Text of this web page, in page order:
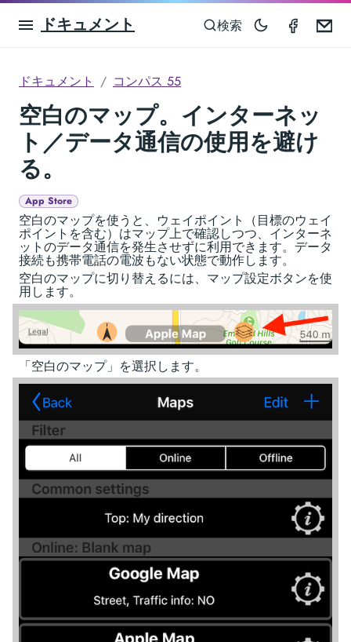
ドキュメント 検索
ドキュメント コンパス 55
空白のマップ。インターネッ
ト／データ通信の使用を避け
る。
App Store
空白のマップを使うと、ウェイポイント（目標のウェイ
ポイントを含む）はマップ上で確認しつつ、インターネ
ットのデータ通信を発生させずに利用できます。データ
接続も携帯電話の電波もない状態で動作します。
空白のマップに切り替えるには、マップ設定ボタンを使
用します。
「空白のマップ」を選択します。